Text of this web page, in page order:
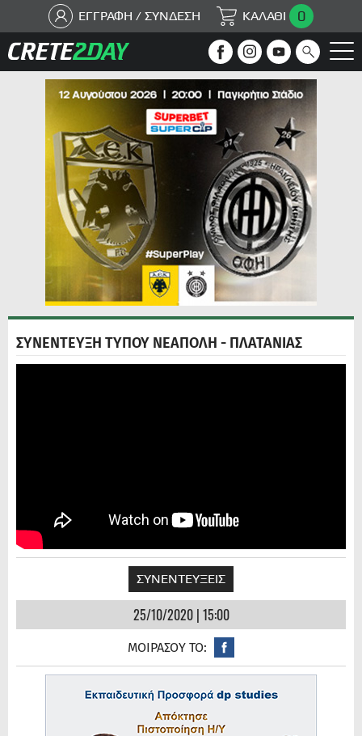
ΕΓΓΡΑΦΗ / ΣΥΝΔΕΣΗ ΚΑΛΑΘΙ 0
ΣΥΝΕΝΤΕΥΞΗ ΤΥΠΟΥ ΝΕΑΠΟΛΗ - ΠΛΑΤΑΝΙΑΣ
ΣΥΝΕΝΤΕΥΞΕΙΣ
25/10/2020 | 15:00
ΜΟΙΡΑΣΟΥ ΤΟ: